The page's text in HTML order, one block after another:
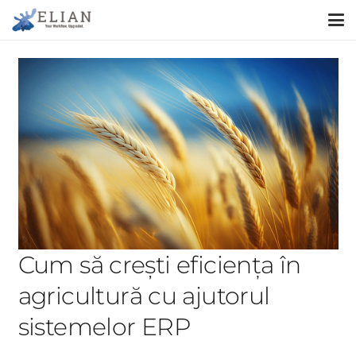
Cum să crești eficiența în
agricultură cu ajutorul
sistemelor ERP